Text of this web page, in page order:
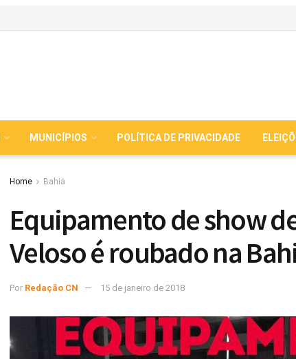
MUNICÍPIOS POLÍTICA DE PRIVACIDADE
Home Bahia
Equipamento de show
Veloso é roubado na
Por Redação CN 15 de janeiro de 2018